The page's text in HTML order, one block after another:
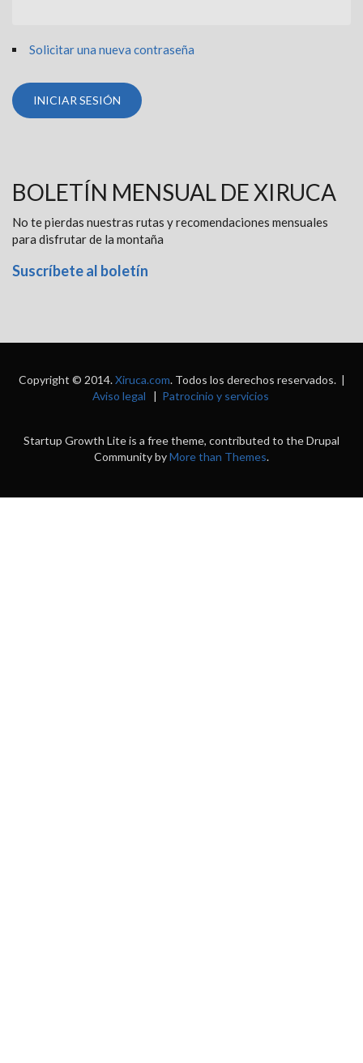
Solicitar una nueva contraseña
BOLETÍN MENSUAL DE XIRUCA
No te pierdas nuestras rutas y recomendaciones mensuales
para disfrutar de la montaña
Suscríbete al boletín
Copyright © 2014.Xiruca.com. Todos los derechos reservados. |
Aviso legal | Patrocinio y servicios
Startup Growth Lite is a free theme, contributed to the Drupal
Community byMore than Themes.